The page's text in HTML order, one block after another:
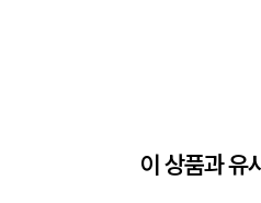
이 상품과 유